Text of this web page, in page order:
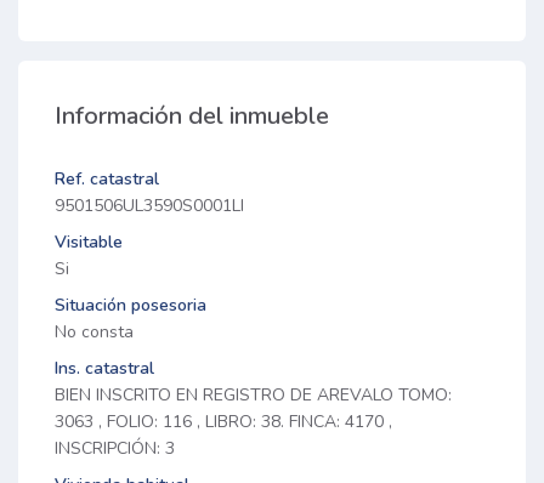
Información del inmueble
Ref. catastral
9501506UL3590S0001LI
Visitable
Si
Situación posesoria
No consta
Ins. catastral
BIEN INSCRITO EN REGISTRO DE AREVALO TOMO:
3063 , FOLIO: 116 , LIBRO: 38. FINCA: 4170 ,
INSCRIPCIÓN: 3